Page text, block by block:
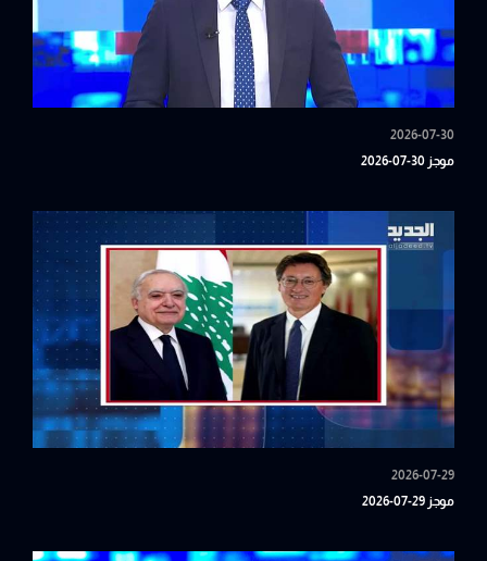
2026-07-30
موجز 30-07-2026
2026-07-29
موجز 29-07-2026